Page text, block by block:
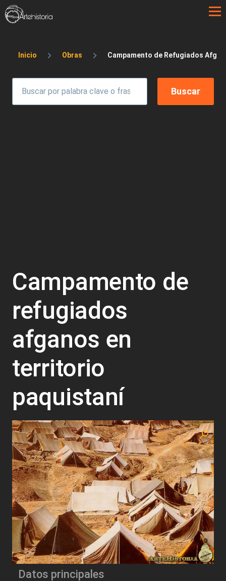
Pasar al contenido principal
Sobrescribir enlaces de ayuda a la
Inicio Obras Campamento de Refugiados
Campamento de
refugiados
afganos en
territorio
paquistaní
Datos principales